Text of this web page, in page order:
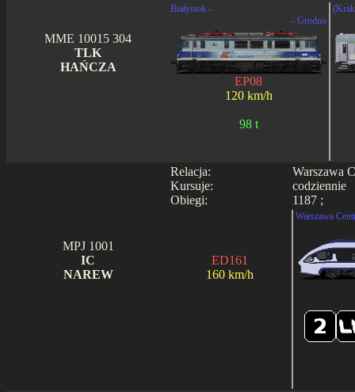
MME 10015 304
TLK
HAŃCZA
Białystok -
- Grodno
EP08
120 km/h
98 t
Relacja:
Kursuje:
Obiegi:
Warszawa
codziennie
1187 ;
MPJ 1001
IC
NAREW
ED161
160 km/h
Warszawa